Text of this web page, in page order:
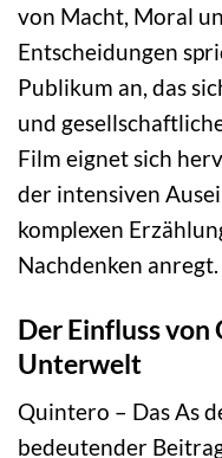
von Macht, Moral
Entscheidungen
Publikum an, das
und
Film eignet sich
der intensiven
komplexen
Nachdenken anregt.
Der Einfluss von
Unterwelt
Quintero – Das As
bedeutender